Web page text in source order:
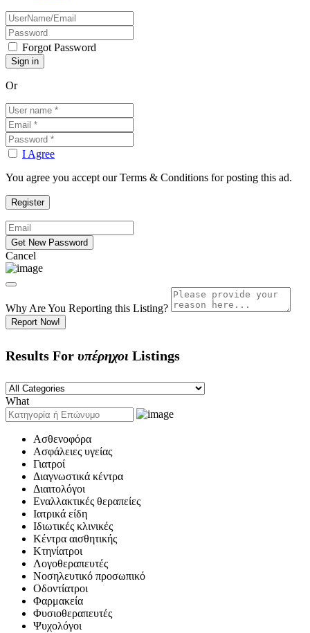
Forgot Password
Or
I Agree
You agree you accept our Terms & Conditions for posting this ad.
Cancel
Why Are You Reporting this Listing?
Report Now!
Results For υπέρηχοι Listings
What
Ασθενοφόρα
Ασφάλειες υγείας
Γιατροί
Διαγνωστικά κέντρα
Διαιτολόγοι
Εναλλακτικές θεραπείες
Ιατρικά είδη
Ιδιωτικές κλινικές
Κέντρα αισθητικής
Κτηνίατροι
Λογοθεραπευτές
Νοσηλευτικό προσωπικό
Οδοντίατροι
Φαρμακεία
Φυσιοθεραπευτές
Ψυχολόγοι